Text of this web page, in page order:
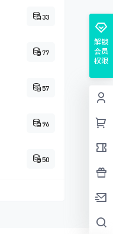
33
77
57
96
50
解锁
会员
权限